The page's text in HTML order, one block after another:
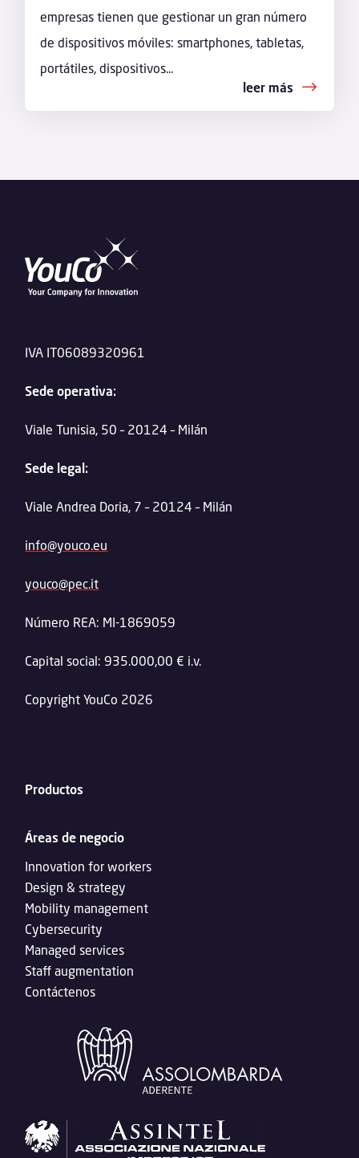
empresas tienen que gestionar un gran número
de dispositivos móviles: smartphones, tabletas,
portátiles, dispositivos...
leer más
IVA IT06089320961
Sede operativa:
Viale Tunisia, 50 – 20124 – Milán
Sede legal:
Viale Andrea Doria, 7 – 20124 – Milán
info@youco.eu
youco@pec.it
Número REA: MI-1869059
Capital social: 935.000,00 € i.v.
Copyright YouCo 2026
Productos
Áreas de negocio
Innovation for workers
Design & strategy
Mobility management
Cybersecurity
Managed services
Staff augmentation
Contáctenos